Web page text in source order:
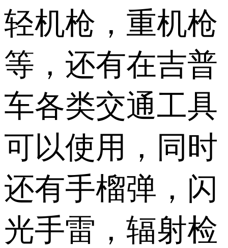
轻机枪，重机枪
等，还有在吉普
车各类交通工具
可以使用，同时
还有手榴弹，闪
光手雷，辐射检